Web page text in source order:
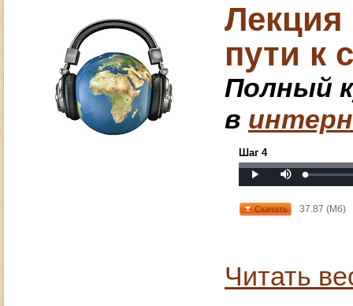
Лекция
пути к
Полный
в
Шаг 4
Play Loaded:
0%
Progress:
Скачать 37.87 (Мб)
Читать